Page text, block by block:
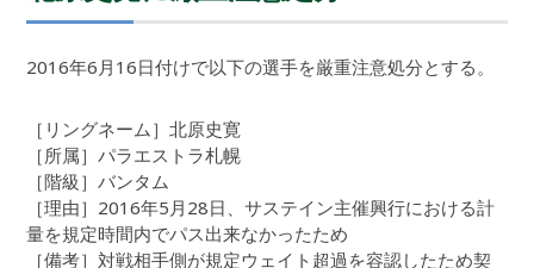
2016年6月16日付けで以下の選手を厳重注意処分とする。
［リングネーム］北原史寛
［所属］パラエストラ札幌
［階級］バンタム
［理由］2016年5月28日、サステイン主催興行における計
量を規定時間内でパス出来なかったため
［備考］対戦相手側が規定ウェイト超過を容認したため契